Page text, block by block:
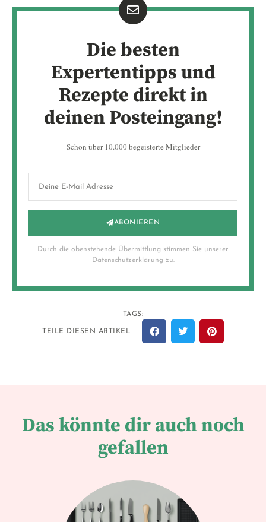
Die besten
Expertentipps und
Rezepte direkt in
deinen Posteingang!
Schon über 10.000 begeisterte Mitglieder
ABONIEREN
Durch die obenstehende Übermittlung stimmen Sie unserer
Datenschutzerklärung zu.
TAGS:
TEILE DIESEN ARTIKEL
Das könnte dir auch noch
gefallen